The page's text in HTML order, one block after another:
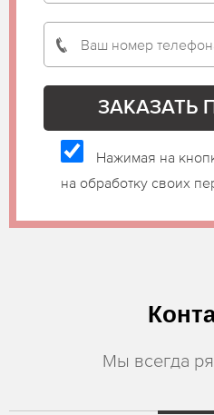
Нажимая на
на обработку своих
Мы всегда